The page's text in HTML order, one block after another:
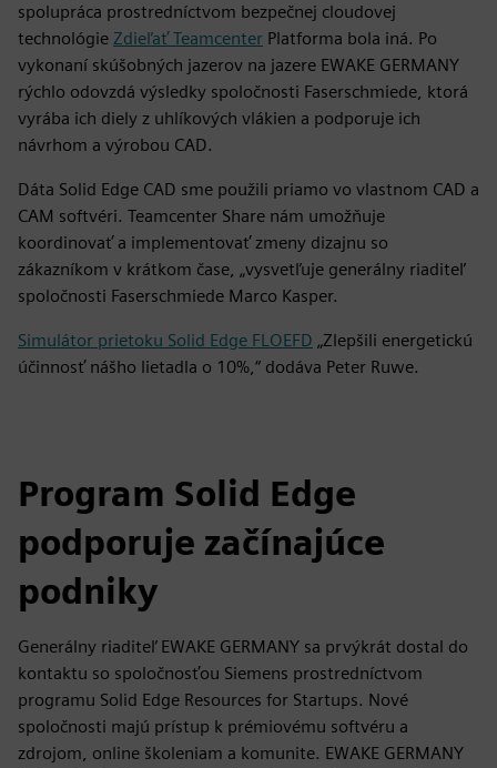
spolupráca prostredníctvom bezpečnej cloudovej
technológie Zdieľať Teamcenter Platforma bola iná. Po
vykonaní skúšobných jazerov na jazere EWAKE GERMANY
rýchlo odovzdá výsledky spoločnosti Faserschmiede, ktorá
vyrába ich diely z uhlíkových vlákien a podporuje ich
návrhom a výrobou CAD.
Dáta Solid Edge CAD sme použili priamo vo vlastnom CAD a
CAM softvéri. Teamcenter Share nám umožňuje
koordinovať a implementovať zmeny dizajnu so
zákazníkom v krátkom čase, „vysvetľuje generálny riaditeľ
spoločnosti Faserschmiede Marco Kasper.
Simulátor prietoku Solid Edge FLOEFD „Zlepšili energetickú
účinnosť nášho lietadla o 10%,“ dodáva Peter Ruwe.
Program Solid Edge
podporuje začínajúce
podniky
Generálny riaditeľ EWAKE GERMANY sa prvýkrát dostal do
kontaktu so spoločnosťou Siemens prostredníctvom
programu Solid Edge Resources for Startups. Nové
spoločnosti majú prístup k prémiovému softvéru a
zdrojom, online školeniam a komunite. EWAKE GERMANY